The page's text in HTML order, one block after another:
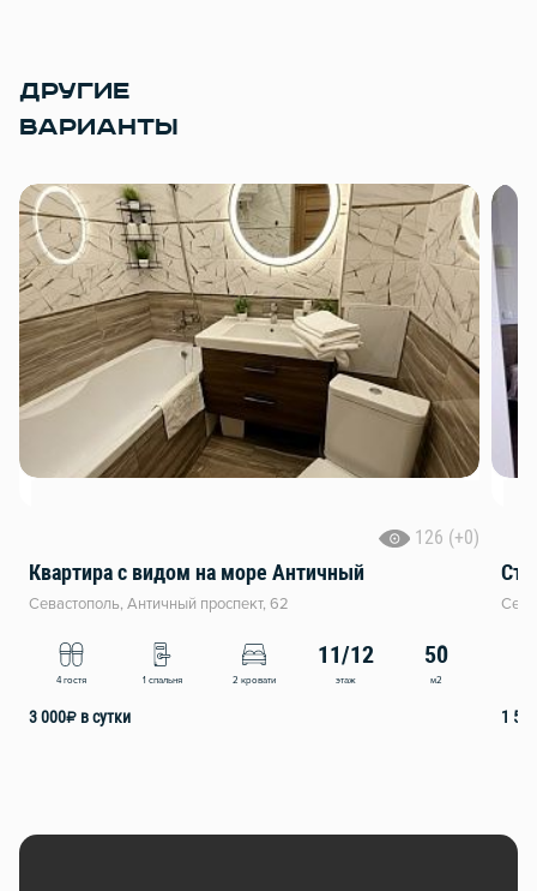
ДРУГИЕ
ВАРИАНТЫ
126 (+0)
Квартира с видом на море Античный
Севастополь, Античный проспект, 62
4 гостя 1 спальня 2 кровати
11/12
этаж
50
м2
3 000₽ в сутки 1 500